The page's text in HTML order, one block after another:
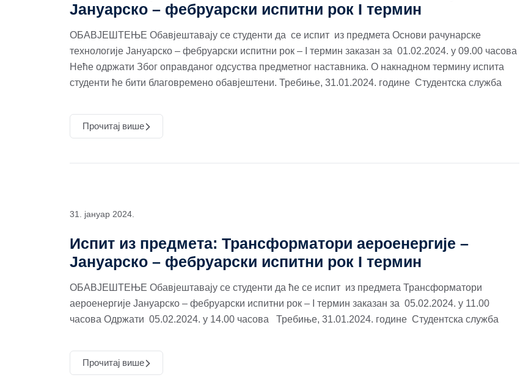
Јануарско – фебруарски испитни рок I термин
ОБАВЈЕШТЕЊЕ Обавјештавају се студенти да се испит из предмета Основи рачунарске
технологије Јануарско – фебруарски испитни рок – I термин заказан за 01.02.2024. у 09.00 часова
Неће одржати Због оправданог одсуства предметног наставника. О накнадном термину испита
студенти ће бити благовремено обавјештени. Требиње, 31.01.2024. године Студентска служба
Прочитај више
31. јануар 2024.
Испит из предмета: Трансформатори аероенергије –
Јануарско – фебруарски испитни рок I термин
ОБАВЈЕШТЕЊЕ Обавјештавају се студенти да ће се испит из предмета Трансформатори
аероенергије Јануарско – фебруарски испитни рок – I термин заказан за 05.02.2024. у 11.00
часова Одржати 05.02.2024. у 14.00 часова Требиње, 31.01.2024. године Студентска служба
Прочитај више